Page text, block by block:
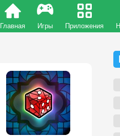
Главная Игры Приложения